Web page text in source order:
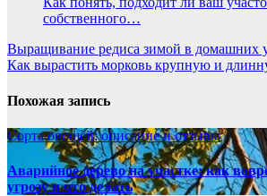
собственного…
Навигация
по
записям
Выращивание редиса зимой в домашних
Как вырастить морковь крупную и
Похожая запись
Сорта овощей: описание и отзывы
Аварийное дерево на участке: как
угрозу и что делать